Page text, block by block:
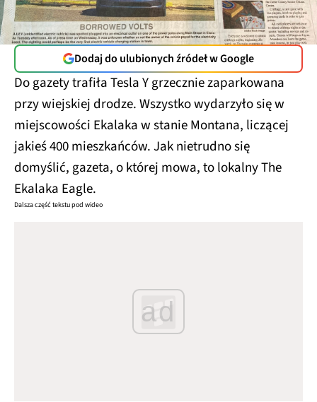
Dodaj do ulubionych źródeł w Google
Do gazety trafiła Tesla Y grzecznie zaparkowana
przy wiejskiej drodze. Wszystko wydarzyło się w
miejscowości Ekalaka w stanie Montana, liczącej
jakieś 400 mieszkańców. Jak nietrudno się
domyślić, gazeta, o której mowa, to lokalny The
Ekalaka Eagle.
Dalsza część tekstu pod wideo
ad